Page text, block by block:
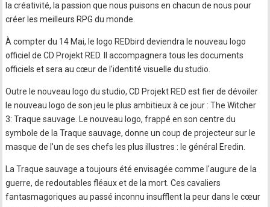
la créativité, la passion que nous puisons en chacun de nous pour
créer les meilleurs RPG du monde.
À compter du 14 Mai, le logo REDbird deviendra le nouveau logo
officiel de CD Projekt RED. Il accompagnera tous les documents
officiels et sera au cœur de l'identité visuelle du studio.
Outre le nouveau logo du studio, CD Projekt RED est fier de dévoiler
le nouveau logo de son jeu le plus ambitieux à ce jour : The Witcher
3: Traque sauvage. Le nouveau logo, frappé en son centre du
symbole de la Traque sauvage, donne un coup de projecteur sur le
masque de l'un de ses chefs les plus illustres : le général Eredin.
La Traque sauvage a toujours été envisagée comme l'augure de la
guerre, de redoutables fléaux et de la mort. Ces cavaliers
fantasmagoriques au passé inconnu insufflent la peur dans le cœur